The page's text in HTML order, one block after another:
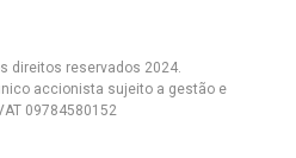
direitos reservados 2024.
accionista sujeito a gestão e
09784580152